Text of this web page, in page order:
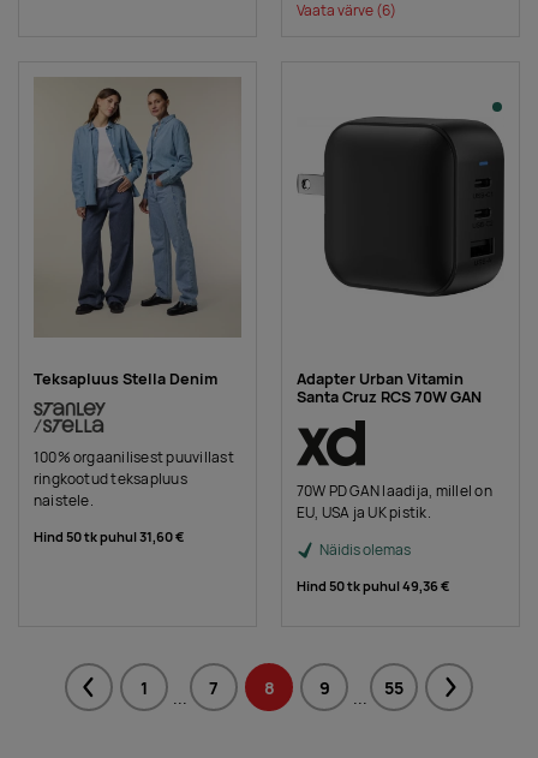
Vaata värve(6)
Teksapluus Stella Denim
100% orgaanilisest puuvillast
ringkootud teksapluus
naistele.
Hind 50 tk puhul31,60 €
Adapter Urban Vitamin
Santa Cruz RCS 70W GAN
70W PD GAN laadija, millel on
EU, USA ja UK pistik.
Näidis olemas
Hind 50 tk puhul49,36 €
Previous
1 ... 7 8 9 ... 55 Next